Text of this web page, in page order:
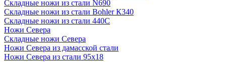
Складные ножи из стали N690
Складные ножи из стали Bohler К340
Складные ножи из стали 440С
Ножи Севера
Складные ножи Севера
Ножи Севера из дамасской стали
Ножи Севера из стали 95х18